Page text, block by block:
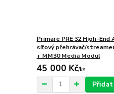
Primare PRE 32 High-
síťový přehrávač/
+ MM30 Media Modul
45 000 Kč/ks